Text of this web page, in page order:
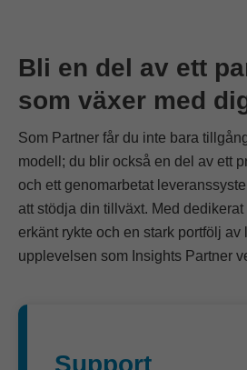
Bli en del av ett
som växer med
Som Partner får du inte bara
modell; du blir också en del av ett
och ett genomarbetat
att stödja din tillväxt. Med
erkänt rykte och en stark portfölj
upplevelsen som Insights Partner
Support